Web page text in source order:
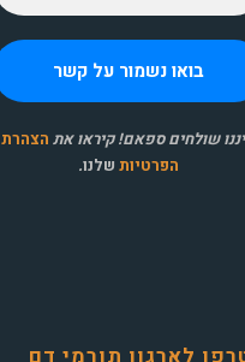
שולחים ספאם! קיראו את הצהרת
הפרטיות שלנו.